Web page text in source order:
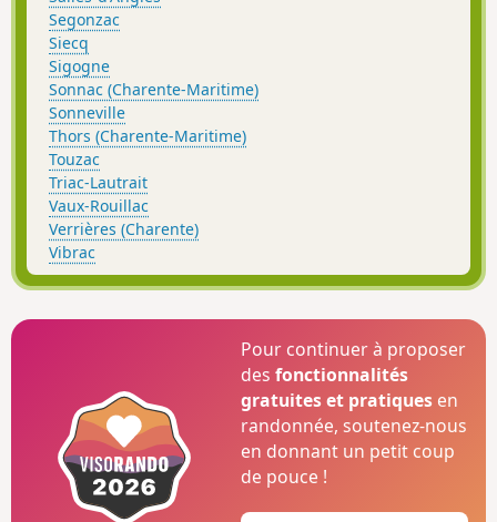
Segonzac
Siecq
Sigogne
Sonnac (Charente-Maritime)
Sonneville
Thors (Charente-Maritime)
Touzac
Triac-Lautrait
Vaux-Rouillac
Verrières (Charente)
Vibrac
Pour continuer à proposer
desfonctionnalités
gratuites et pratiques en
randonnée, soutenez-nous
en donnant un petit coup
de pouce !